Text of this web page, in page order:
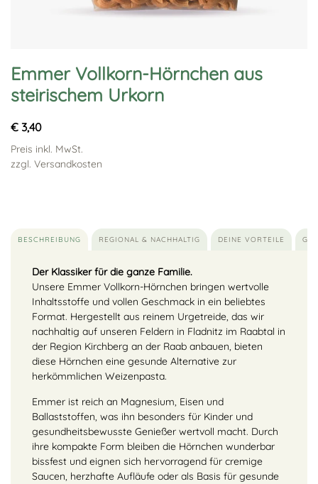
Emmer Vollkorn-Hörnchen aus
steirischem Urkorn
€ 3,40
Preis inkl. MwSt.
zzgl. Versandkosten
BESCHREIBUNG REGIONAL & NACHHALTIG DEINE VORTEILE
Der Klassiker für die ganze Familie.
Unsere Emmer Vollkorn-Hörnchen bringen wertvolle
Inhaltsstoffe und vollen Geschmack in ein beliebtes
Format. Hergestellt aus reinem Urgetreide, das wir
nachhaltig auf unseren Feldern in Fladnitz im Raabtal in
der Region Kirchberg an der Raab anbauen, bieten
diese Hörnchen eine gesunde Alternative zur
herkömmlichen Weizenpasta.
Emmer ist reich an Magnesium, Eisen und
Ballaststoffen, was ihn besonders für Kinder und
gesundheitsbewusste Genießer wertvoll macht. Durch
ihre kompakte Form bleiben die Hörnchen wunderbar
bissfest und eignen sich hervorragend für cremige
Saucen, herzhafte Aufläufe oder als Basis für gesunde